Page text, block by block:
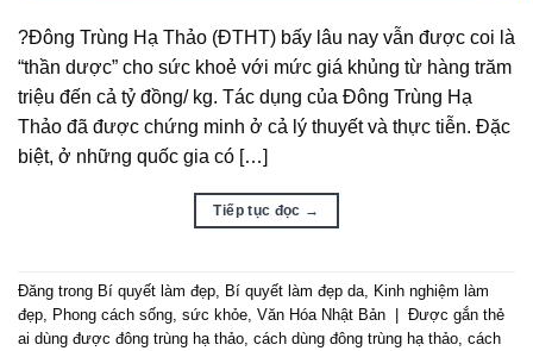
?Đông Trùng Hạ Thảo (ĐTHT) bấy lâu nay vẫn được coi là
“thần dược” cho sức khoẻ với mức giá khủng từ hàng trăm
triệu đến cả tỷ đồng/ kg. Tác dụng của Đông Trùng Hạ
Thảo đã được chứng minh ở cả lý thuyết và thực tiễn. Đặc
biệt, ở những quốc gia có […]
Tiếp tục đọc →
Đăng trong Bí quyết làm đẹp Bí quyết làm đẹp da
Kinh nghiệm làm
đẹp
Phong cách sống sức khỏe Văn Hóa Nhật Bản
Được gắn thẻ
ai dùng được đông trùng hạ thảo cách dùng đông trùng hạ thảo cách